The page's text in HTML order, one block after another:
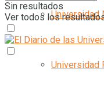
Universidad
Universidad
Sin resultados
Ver todos los